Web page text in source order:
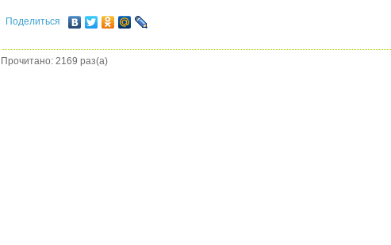
Поделиться
Прочитано: 2169 раз(а)